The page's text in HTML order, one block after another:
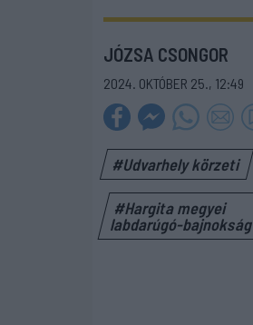
JÓZSA CSONGOR
2024. OKTÓBER 25., 12:49
#Udvarhely körzeti
#Hargita megyei
labdarúgó-bajnokság